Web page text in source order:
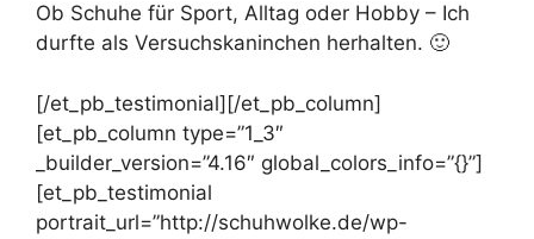
Ob Schuhe für Sport, Alltag oder Hobby – Ich
durfte als Versuchskaninchen herhalten. 🙂
[/et_pb_testimonial][/et_pb_column]
[et_pb_column type=”1_3″
_builder_version=”4.16″ global_colors_info=”{}”]
[et_pb_testimonial
portrait_url=”http://schuhwolke.de/wp-